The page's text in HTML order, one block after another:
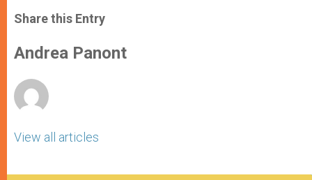
t
s
p
p
s
e
g
e
e
b
o
k
r
Share this Entry
Andrea Panont
View all articles